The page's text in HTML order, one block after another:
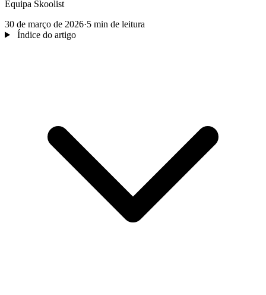
Equipa Skoolist
30 de março de 2026·5 min de leitura
Índice do artigo